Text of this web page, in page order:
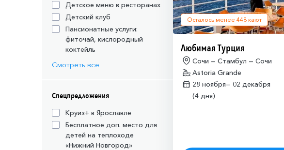
Детское меню в ресторанах
Детский клуб
Пансионатные услуги:
фиточай, кислородный
коктейль
Смотреть все
Спецпредложения
Круиз+ в Ярославле
Бесплатное доп. место для
детей на теплоходе
«Нижний Новгород»
Осталось менее 448 кают
Любимая Турция
Сочи — Стамбул — Сочи
Astoria Grande
28 ноября— 02 декабря
(4 дня)